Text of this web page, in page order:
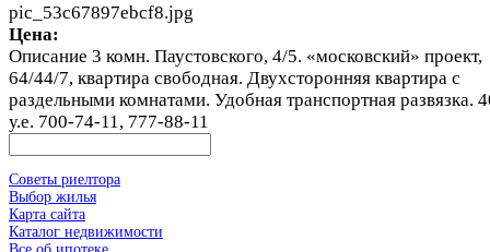
pic_53c67897ebcf8.jpg
Цена:
Описание 3 комн. Паустовского, 4/5. «московский» проект,
64/44/7, квартира свободная. Двухсторонняя квартира с
раздельными комнатами. Удобная транспортная развязка.
у.е. 700-74-11, 777-88-11
Советы риелтора
Выбор жилья
Карта сайта
Каталог недвижимости
Все об ипотеке